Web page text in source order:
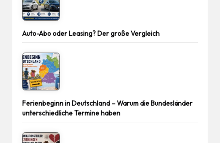
Auto-Abo oder Leasing? Der große Vergleich
Ferienbeginn in Deutschland – Warum die Bundesländer
unterschiedliche Termine haben